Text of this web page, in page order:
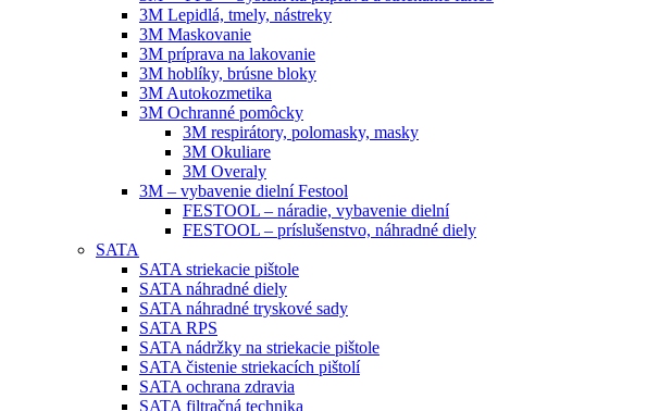
3M Lepidlá, tmely, nástreky
3M Maskovanie
3M príprava na lakovanie
3M hoblíky, brúsne bloky
3M Autokozmetika
3M Ochranné pomôcky
3M respirátory, polomasky, masky
3M Okuliare
3M Overaly
3M – vybavenie dielní Festool
FESTOOL – náradie, vybavenie dielní
FESTOOL – príslušenstvo, náhradné diely
SATA
SATA striekacie pištole
SATA náhradné diely
SATA náhradné tryskové sady
SATA RPS
SATA nádržky na striekacie pištole
SATA čistenie striekacích pištolí
SATA ochrana zdravia
SATA filtračná technika